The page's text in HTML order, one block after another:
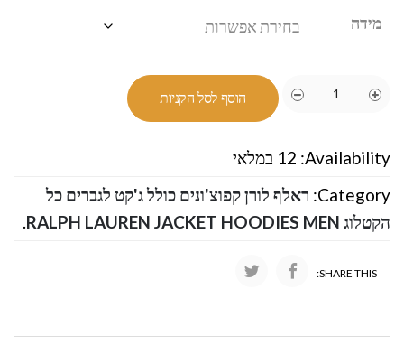
מידה
הוסף לסל הקניות
Availability: 12 במלאי
Category: ראלף לורן קפוצ'ונים כולל ג'קט לגברים כל
הקטלוג RALPH LAUREN JACKET HOODIES MEN
.
SHARE THIS: